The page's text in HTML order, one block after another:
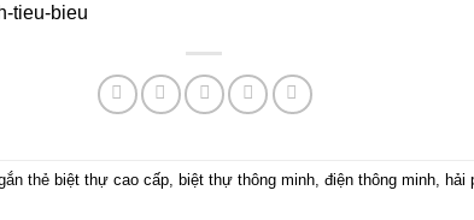
tieu-bieu
thẻ biệt thự cao cấp, biệt thự thông minh, điện thông minh,
hải